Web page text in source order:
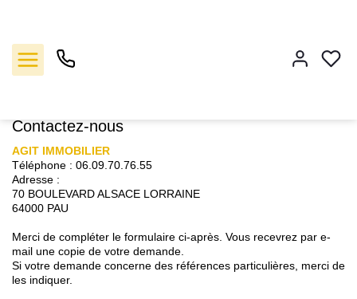
Vente
Location
Gestion
Notre agence
Nous contacter
Contactez-nous
AGIT IMMOBILIER
Téléphone : 06.09.70.76.55
Adresse :
70 BOULEVARD ALSACE LORRAINE
64000 PAU
Merci de compléter le formulaire ci-après. Vous recevrez par e-
mail une copie de votre demande.
Si votre demande concerne des références particulières, merci de
les indiquer.